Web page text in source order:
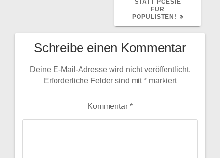
STATT POESIE
FÜR
POPULISTEN!
Schreibe einen Kommentar
Deine E-Mail-Adresse wird nicht veröffentlicht.
Erforderliche Felder sind mit*markiert
Kommentar *